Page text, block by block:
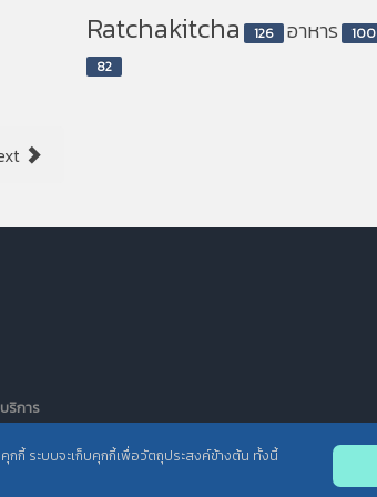
Ratchakitcha 126 อาหาร 100
82
กี้ ระบบจะเก็บคุกกี้เพื่อวัตถุประสงค์ข้างต้น ทั้งนี้
ริการ